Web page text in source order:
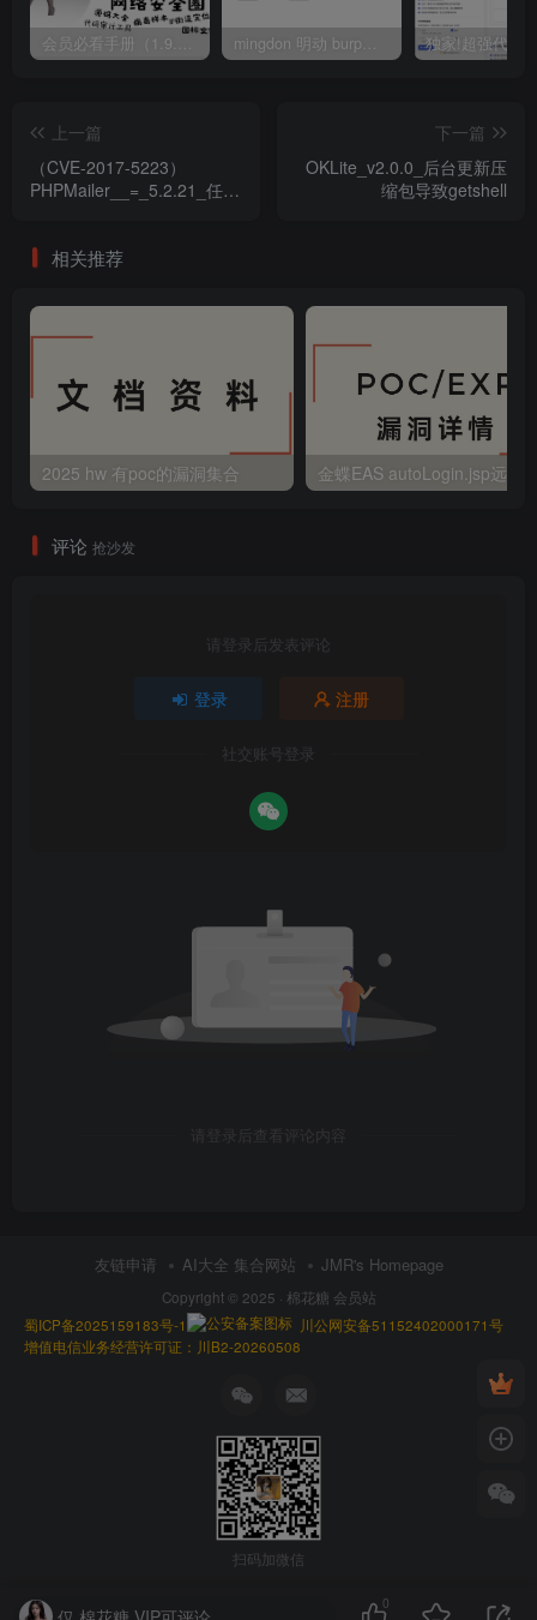
会员必看手册（1.9.0版本 26.4.5更新） mingdon 明动 burp插件0.2.6版本 本地时间校验去除版
上一篇
（CVE-2017-5223）
PHPMailer__=_5.2.21_任意
下一篇
OKLite_v2.0.0_后台更新压
缩包导致getshell
相关推荐
2025 hw 有poc的漏洞集合
评论 抢沙发
请登录后发表评论
登录 注册
社交账号登录
请登录后查看评论内容
友链申请 AI大全 集合网站 JMR's Homepage
Copyright © 2025 · 棉花糖 会员站
蜀ICP备2025159183号-1
川公网安备51152402000171号
增值电信业务经营许可证：川B2-20260508
扫码加微信
0